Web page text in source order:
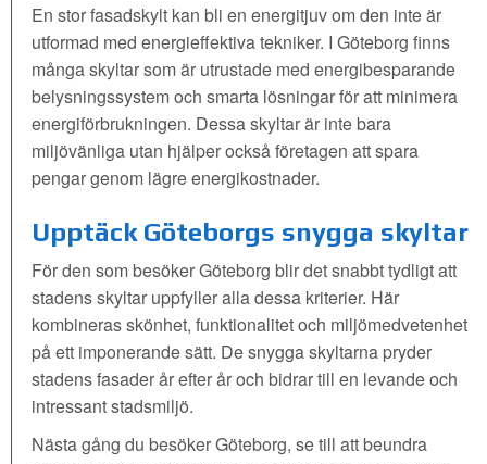
En stor fasadskylt kan bli en energitjuv om den inte är
utformad med energieffektiva tekniker. I Göteborg finns
många skyltar som är utrustade med energibesparande
belysningssystem och smarta lösningar för att minimera
energiförbrukningen. Dessa skyltar är inte bara
miljövänliga utan hjälper också företagen att spara
pengar genom lägre energikostnader.
Upptäck Göteborgs snygga skyltar
För den som besöker Göteborg blir det snabbt tydligt att
stadens skyltar uppfyller alla dessa kriterier. Här
kombineras skönhet, funktionalitet och miljömedvetenhet
på ett imponerande sätt. De snygga skyltarna pryder
stadens fasader år efter år och bidrar till en levande och
intressant stadsmiljö.
Nästa gång du besöker Göteborg, se till att beundra